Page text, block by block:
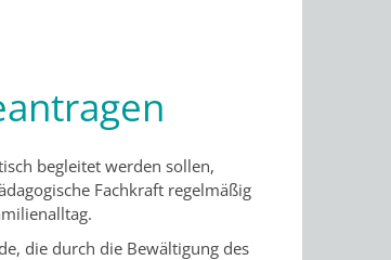
begleitet werden sollen,
Fachkraft regelmäßig
die durch die Bewältigung des